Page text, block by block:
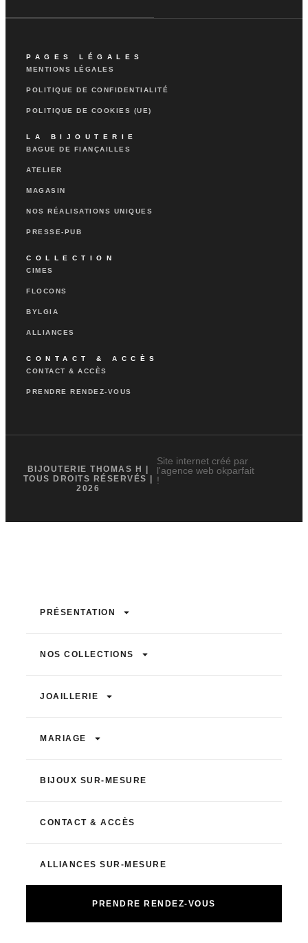
PAGES LÉGALES
MENTIONS LÉGALES
POLITIQUE DE CONFIDENTIALITÉ
POLITIQUE DE COOKIES (UE)
LA BIJOUTERIE
BAGUE DE FIANÇAILLES
ATELIER
MAGASIN
NOS RÉALISATIONS UNIQUES
PRESSE-PUB
COLLECTION
CIMES
FLOCONS
BYLGIA
ALLIANCES
CONTACT & ACCÈS
CONTACT & ACCÈS
PRENDRE RENDEZ-VOUS
BIJOUTERIE THOMAS H |
TOUS DROITS RÉSERVÉS |
2026
Site internet créé par
l'agence web okparfait
!
PRÉSENTATION
NOS COLLECTIONS
JOAILLERIE
MARIAGE
BIJOUX SUR-MESURE
CONTACT & ACCÈS
ALLIANCES SUR-MESURE
PRENDRE RENDEZ-VOUS